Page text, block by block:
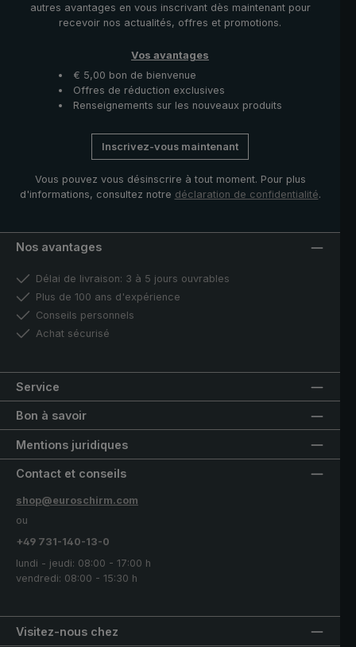
autres avantages en vous inscrivant dès maintenant pour
recevoir nos actualités, offres et promotions.
Vos avantages
€ 5,00 bon de bienvenue
Offres de réduction exclusives
Renseignements sur les nouveaux produits
Inscrivez-vous maintenant
Vous pouvez vous désinscrire à tout moment. Pour plus
d'informations, consultez notre déclaration de confidentialité.
Nos avantages
Délai de livraison: 3 à 5 jours ouvrables
Plus de 100 ans d'expérience
Conseils personnels
Achat sécurisé
Service
Bon à savoir
Mentions juridiques
Visitez-nous chez
Contact et conseils
shop@euroschirm.com
ou
+49 731-140-13-0
lundi - jeudi: 08:00 - 17:00 h
vendredi: 08:00 - 15:30 h